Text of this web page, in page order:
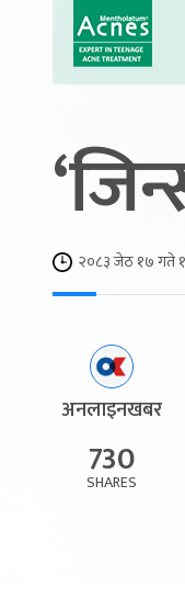
२०८३ जेठ १७ गते
अनलाइनखबर
730
SHARES